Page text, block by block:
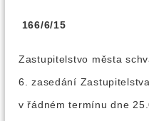
166/6/15
Zastupitelstvo města
6. zasedání
v řádném termínu dne